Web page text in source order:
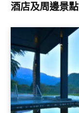
酒店及周邊景點